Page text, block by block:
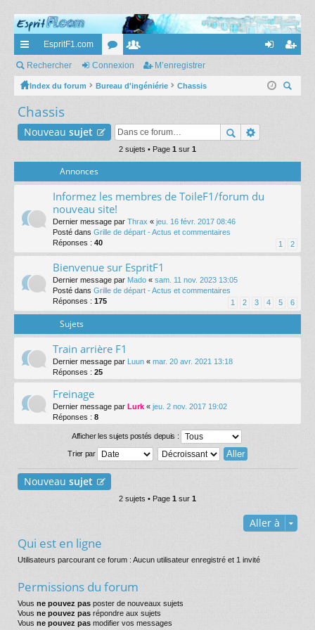
cc
ès
ra
pi
EspritF1.com
or
u
s
e
m
es
ne nr
Rechercher Connexion M’enregistrer
Index du forum Bureau d'ingéniérie
Chassis
Chassis
Nouveau sujet
2 sujets • Page 1 sur 1
Annonces
Informez les membres de ToileF1/forum du
nouveau site!
Dernier message par Thrax « jeu. 16 févr. 2017 08:46
Posté dans Grille de départ - Actus et commentaires
Réponses : 40 1 2
Bienvenue sur EspritF1
Dernier message par Mado « sam. 11 nov. 2023 13:05
Posté dans Grille de départ - Actus et commentaires
Réponses : 175 1 2 3 4 5 6
Sujets
Train arrière F1
Dernier message par Luun « mar. 20 avr. 2021 13:18
Réponses : 25
Freinage
Dernier message par Lurk « jeu. 2 nov. 2017 19:02
Réponses : 8
Afficher les sujets postés depuis :
Trier par
Nouveau sujet
2 sujets • Page 1 sur 1
Aller à
Qui est en ligne
Utilisateurs parcourant ce forum : Aucun utilisateur enregistré et 1 invité
Permissions du forum
Vous ne pouvez pas poster de nouveaux sujets
Vous ne pouvez pas répondre aux sujets
Vous ne pouvez pas modifier vos messages